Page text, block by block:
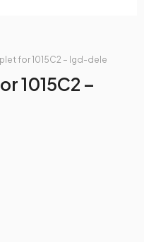
for 1015C2 – lgd-dele
1015C2 –